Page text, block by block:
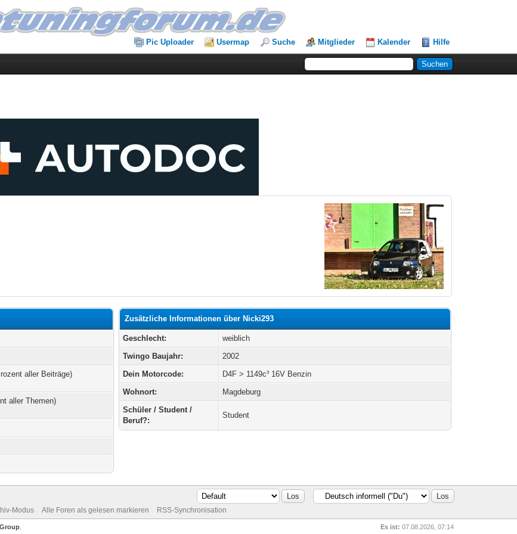
Pic Uploader Usermap Suche Mitglieder Kalender Hilfe
aller Beiträge)
aller Themen)
Zusätzliche Informationen über Nicki293
Geschlecht:
weiblich
Twingo Baujahr:
2002
Dein Motorcode:
D4F > 1149c³ 16V Benzin
Wohnort:
Magdeburg
Schüler / Student /
Beruf?:
Student
Modus Alle Foren als gelesen markieren RSS-Synchronisation
Es ist: 07.08.2026, 07:14
.